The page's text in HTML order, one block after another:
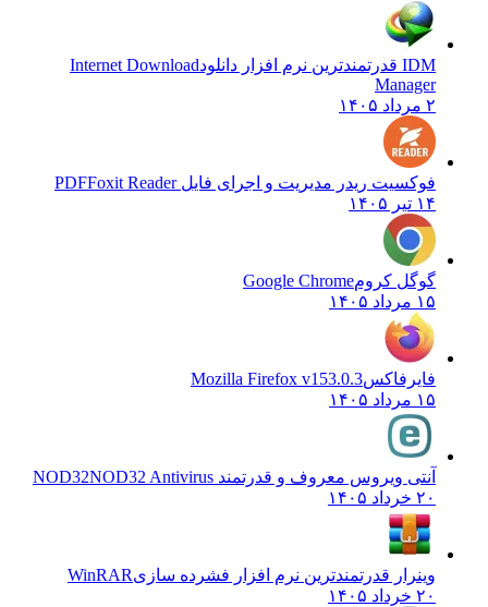
IDM قدرتمندترین نرم افزار دانلود
Internet Download
Manager
۲ مرداد ۱۴۰۵
فوکسیت ریدر مدیریت و اجرای فایل PDFFoxit Reader
۱۴ تیر ۱۴۰۵
گوگل کرومGoogle Chrome
۱۵ مرداد ۱۴۰۵
فایرفاکسMozilla Firefox v153.0.3
۱۵ مرداد ۱۴۰۵
آنتی ویروس معروف و قدرتمند NOD32 NOD32 Antivirus
۲۰ خرداد ۱۴۰۵
وینرار قدرتمندترین نرم افزار فشرده سازیWinRAR
۲۰ خرداد ۱۴۰۵